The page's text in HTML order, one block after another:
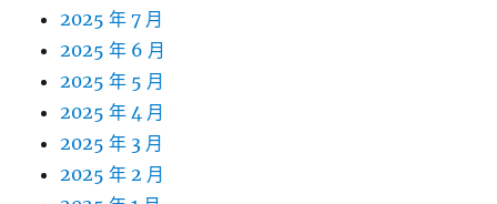
2025 年 7 月
2025 年 6 月
2025 年 5 月
2025 年 4 月
2025 年 3 月
2025 年 2 月